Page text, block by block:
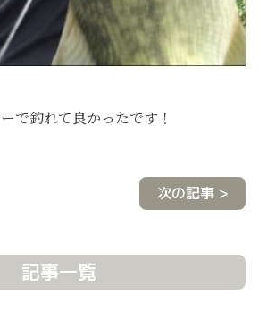
で釣れて良かったです！
次の記事 >
記事一覧